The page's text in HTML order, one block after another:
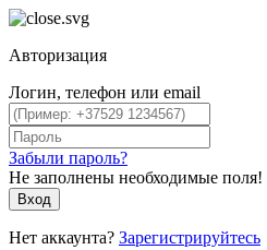
Авторизация
Логин, телефон или email
Забыли пароль?
Не заполнены необходимые поля!
Вход
Нет аккаунта? Зарегистрируйтесь